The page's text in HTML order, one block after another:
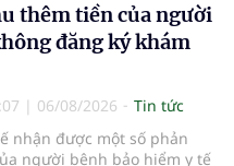
trị hàng tỷ USD.
thêm tiền của người
đăng ký khám
| 06/08/2026
Tin tức
nhận được một số phản
người bệnh bảo hiểm y tế